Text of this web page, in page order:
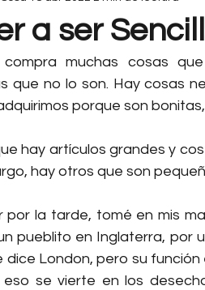
a ser
muchas cosas
que no lo son. Hay cosas
porque son
hay artículos grandes y
hay otros que son
por la tarde, tomé en mis
pueblito en Inglaterra, por
dice London, pero su
eso se vierte en los